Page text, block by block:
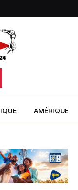
AMÉRIQUE